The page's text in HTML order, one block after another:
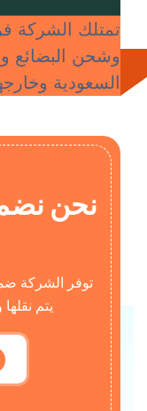
تمتلك الشركة
وشحن البضائع
السعودية
نحن
توفر الشركة
يتم